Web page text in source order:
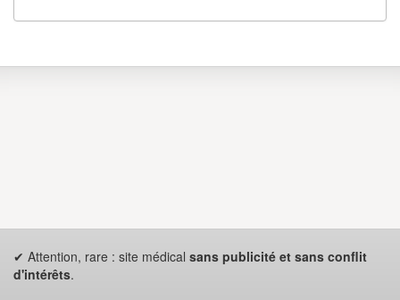
✔ Attention, rare : site médical sans publicité et sans conflit
d'intérêts.